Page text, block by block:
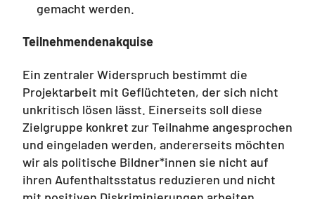
gemacht werden.
Teilnehmendenakquise
Ein zentraler Widerspruch bestimmt die
Projektarbeit mit Geflüchteten, der sich nicht
unkritisch lösen lässt. Einerseits soll diese
Zielgruppe konkret zur Teilnahme angesprochen
und eingeladen werden, andererseits möchten
wir als politische Bildner*innen sie nicht auf
ihren Aufenthaltsstatus reduzieren und nicht